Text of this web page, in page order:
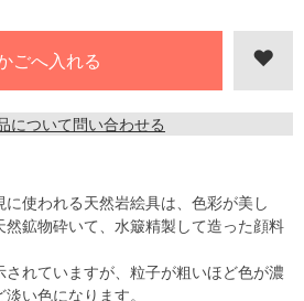
について問い合わせる
使われる天然岩絵具は、色彩が美し
然鉱物砕いて、水簸精製して造った顔料
れていますが、粒子が粗いほど色が濃
い色になります。